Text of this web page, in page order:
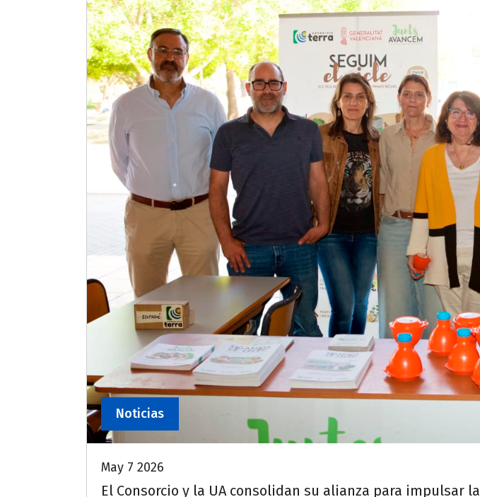
Noticias
May 7 2026
El Consorcio y la UA consolidan su alianza para impulsar